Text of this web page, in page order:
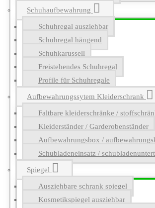
Schuhaufbewahrung
Schuhregal ausziehbar
Schuhregal hängend
Schuhkarussell
Freistehendes Schuhregal
Profile für Schuhregale
Aufbewahrungssytem Kleiderschrank
Faltbare kleiderschränke /
Kleiderständer / Garderobenständer
Aufbewahrungsbox /
Schubladeneinsatz /
Spiegel
Ausziehbare schrank spiegel
Kosmetikspiegel ausziehbar